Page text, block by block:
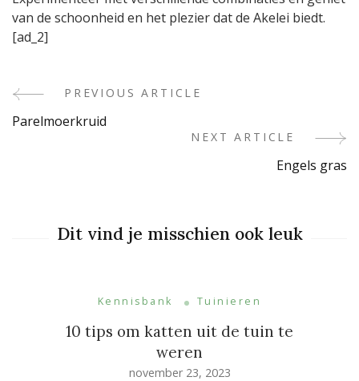
van de schoonheid en het plezier dat de Akelei biedt.
[ad_2]
PostPREVIOUS ARTICLE
Parelmoerkruid
NEXT ARTICLE
Engels gras
Dit vind je misschien ook leuk
Kennisbank Tuinieren
10 tips om katten uit de tuin te
weren
november 23, 2023